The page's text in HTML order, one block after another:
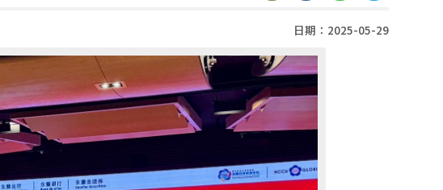
日期：2025-05-29